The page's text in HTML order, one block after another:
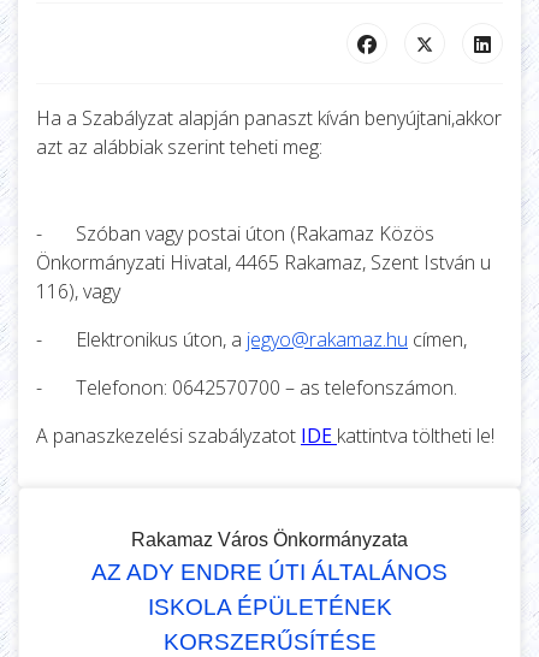
Ha a Szabályzat alapján panaszt kíván benyújtani,akkor
azt az alábbiak szerint teheti meg:
- Szóban vagy postai úton (Rakamaz Közös
Önkormányzati Hivatal, 4465 Rakamaz, Szent István u
116), vagy
- Elektronikus úton, a jegyo@rakamaz.hu címen,
- Telefonon: 0642570700 – as telefonszámon.
A panaszkezelési szabályzatot IDE kattintva töltheti le!
Rakamaz Város Önkormányzata
AZ ADY ENDRE ÚTI ÁLTALÁNOS
ISKOLA ÉPÜLETÉNEK
KORSZERŰSÍTÉSE